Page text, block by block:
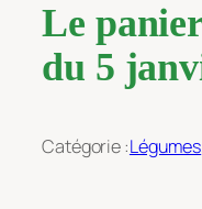
Le
du 5
Catégorie :Légumes